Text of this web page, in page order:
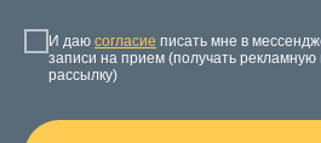
И даю согласие писать мне в
записи на прием (получать
рассылку)